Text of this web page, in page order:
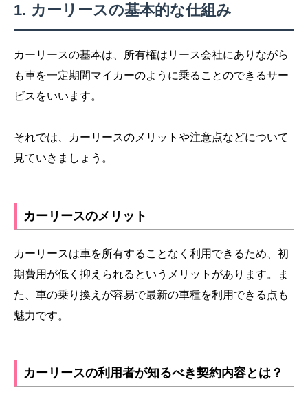
カーリースの基本的な仕組み
カーリースの基本は、所有権はリース会社にありながら
も車を一定期間マイカーのように乗ることのできるサー
ビスをいいます。
それでは、カーリースのメリットや注意点などについて
見ていきましょう。
カーリースのメリット
カーリースは車を所有することなく利用できるため、初
期費用が低く抑えられるというメリットがあります。ま
た、車の乗り換えが容易で最新の車種を利用できる点も
魅力です。
カーリースの利用者が知るべき契約内容とは？